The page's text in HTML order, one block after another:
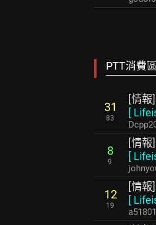
PTT消費
31
83
[情
[
8
9
[情
[
12
19
[情
[